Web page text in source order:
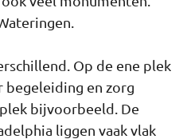
Op de ene plek
begeleiding en zorg
bijvoorbeeld. De
liggen vaak vlak